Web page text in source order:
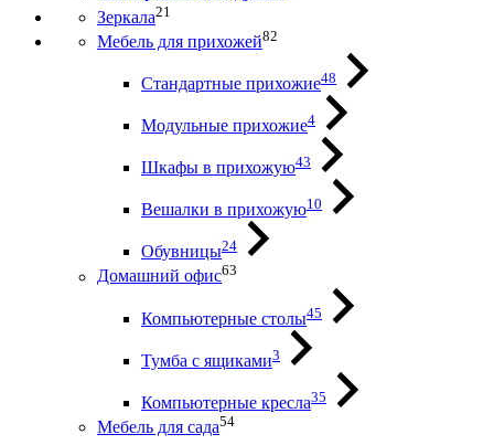
Зеркала21
Мебель для прихожей82
Стандартные прихожие48
Модульные прихожие4
Шкафы в прихожую43
Вешалки в прихожую10
Обувницы24
Домашний офис63
Компьютерные столы45
Тумба с ящиками3
Компьютерные кресла35
Мебель для сада54